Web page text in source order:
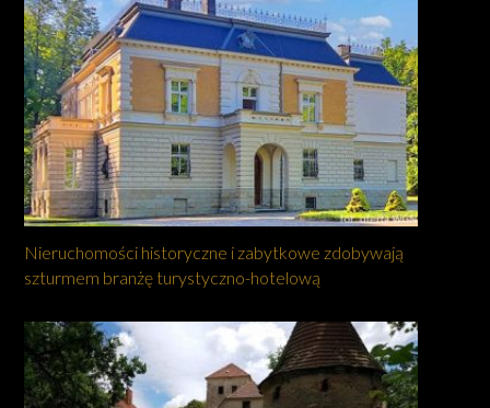
Nieruchomości historyczne i zabytkowe zdobywają
szturmem branżę turystyczno-hotelową